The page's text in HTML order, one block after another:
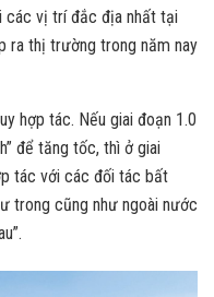
các vị trí đắc địa nhất tại
ra thị trường trong năm nay
hợp tác. Nếu giai đoạn 1.0
để tăng tốc, thì ở giai
tác với các đối tác bất
trong cũng như ngoài nước